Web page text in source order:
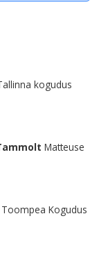
kogudus
Matteuse
Toompea Kogudus